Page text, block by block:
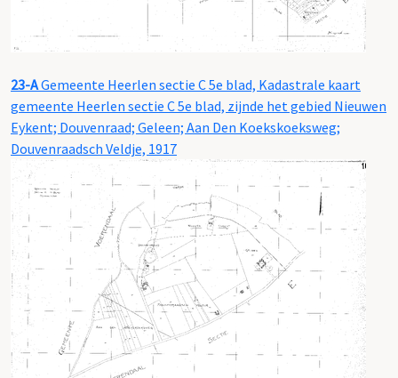
23-AGemeente Heerlen sectie C 5e blad, Kadastrale kaart
gemeente Heerlen sectie C 5e blad, zijnde het gebied Nieuwen
Eykent; Douvenraad; Geleen; Aan Den Koekskoeksweg;
Douvenraadsch Veldje, 1917